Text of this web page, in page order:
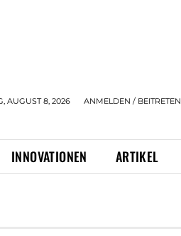
AUGUST 8, 2026 ANMELDEN / BEITRETEN
INNOVATIONEN ARTIKEL